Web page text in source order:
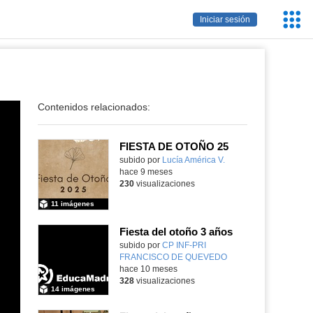
Iniciar sesión
Contenidos relacionados:
FIESTA DE OTOÑO 25
Contenido educativo.
subido por Lucía América V.
11 imágenes
hace 9 meses
230visualizaciones
Fiesta del otoño 3 años
subido por CP INF-PRI
FRANCISCO DE QUEVEDO
14 imágenes
-
hace 10 meses
328visualizaciones